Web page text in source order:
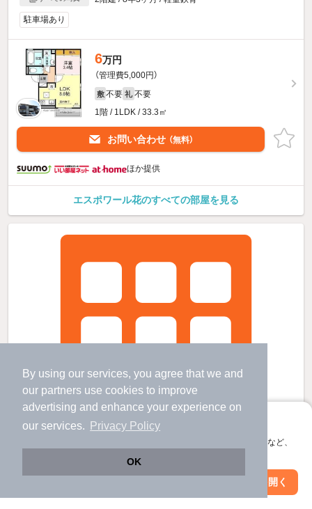
By using our services, you agree that we and
our partners use cookies to improve
advertising and enhance your experience on
our services.
Privacy Policy
OK
アプリに切り替えて、サクサクお部屋探し
会員登録なしですぐ使える。マップ検索やお気に入り保存など、
アプリを開く
駐車場あり
6万円
（管理費5,000円）
敷 不要 礼 不要
1階 / 1LDK / 33.3㎡
お問い合わせ （無料）
ほか提供
エスポワール花のすべての部屋を見る
絞り込み条件を変更